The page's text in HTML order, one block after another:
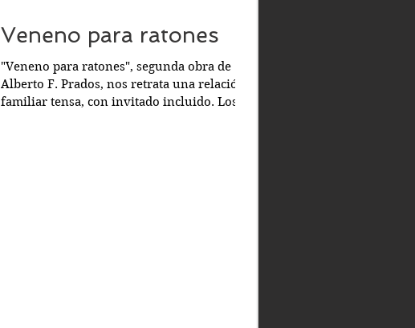
Veneno para ratones
"Veneno para ratones", segunda obra de
Alberto F. Prados, nos retrata una relación
familiar tensa, con invitado incluido. Los